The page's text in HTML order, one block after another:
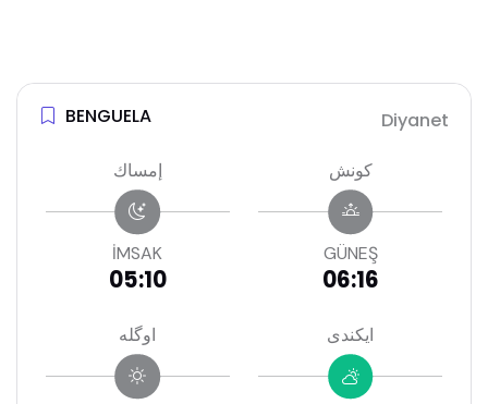
BENGUELA Diyanet
إمساك
İMSAK
05:10
كونش
GÜNEŞ
06:16
اوگله ايكندى